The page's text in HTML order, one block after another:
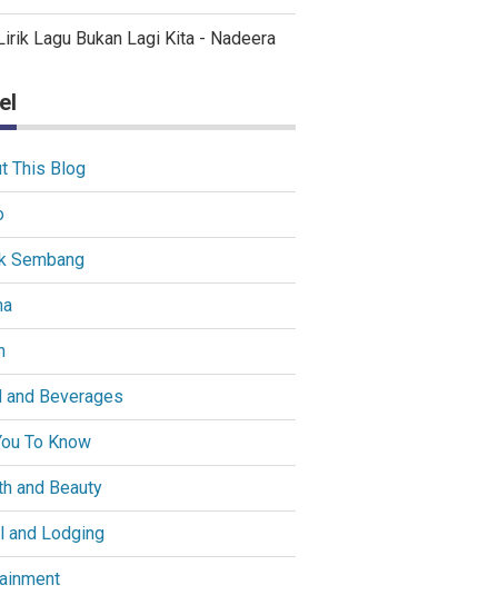
Lagu Bukan Lagi Kita - Nadeera
This Blog
Sembang
and Beverages
To Know
and Beauty
and Lodging